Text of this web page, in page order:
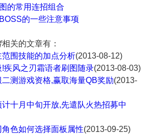
的常用连招组合
的一些注意事项
相关的文章有：
围技能的加点分析(2013-08-12)
疾风之刃霜语者刷图随录(2013-08-03)
测游戏资格,赢取海量QB奖励(2013-
十月中旬开放,先遣队火热招募中
色如何选择面板属性(2013-09-25)